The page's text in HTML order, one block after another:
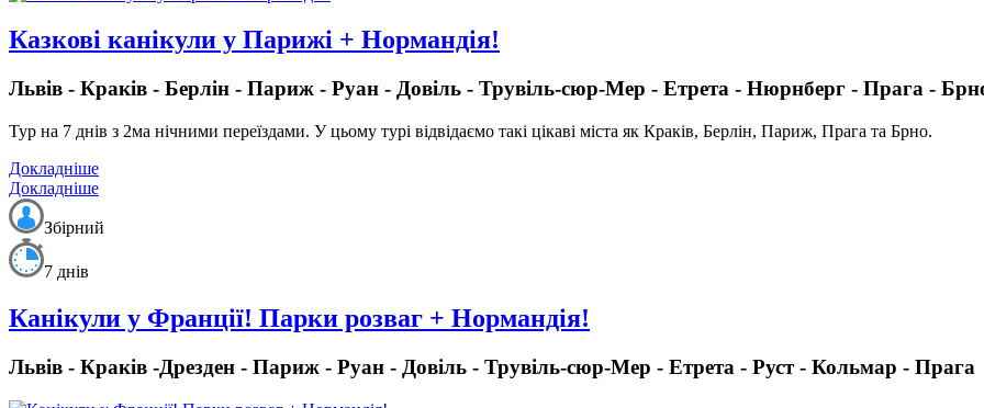
Казкові канікули у Парижі + Нормандія!
Львів - Краків - Берлін - Париж - Руан - Довіль - Трувіль-сюр-Мер - Етрета - Нюрнберг - Прага -
Тур на 7 днів з 2ма нічними переїздами. У цьому турі відвідаємо такі цікаві міста як Краків, Берлін, Париж, Прага та Брно.
Докладніше
Докладніше
Збірний
7 днів
Канікули у Франції! Парки розваг + Нормандія!
Львів - Краків -Дрезден - Париж - Руан - Довіль - Трувіль-сюр-Мер - Етрета - Руст - Кольмар - Прага